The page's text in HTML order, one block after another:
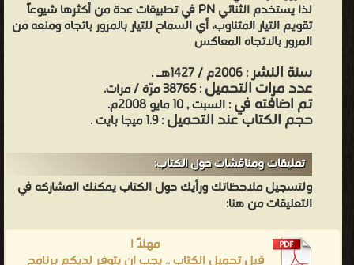
لذا يستخدم الثنائي PN في تطبيقات عدة من أكثرها شيوعاً
تقويم التيار المتناوب، أي السماح للتيار بالمرور باتجاه ومنعه من
المرور بالاتجاه المعاكس
سنة النشر: 2006م / 1427هـ .
عدد مرات التحميل: 38765 مرّة / مرات.
تم اضافته في: السبت , 10 مايو 2008م.
حجم الكتاب عند التحميل: 1.9 ميجا بايت .
تعليقات ومناقشات حول الكتاب:
ولتسجيل ملاحظاتك ورأيك حول الكتاب يمكنك المشاركه في
التعليقات من هنا:
مهلاً !